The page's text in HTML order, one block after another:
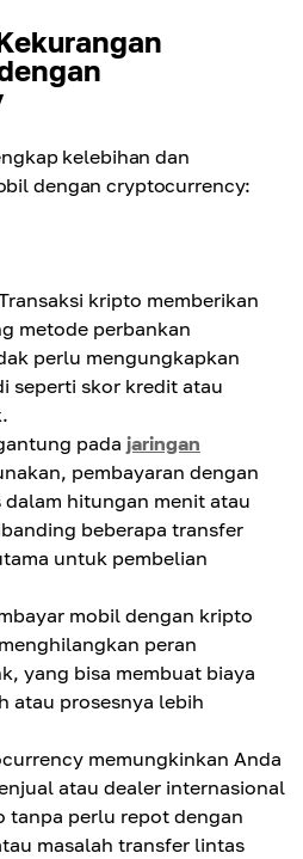
kelebihan dan
dengan cryptocurrency:
kripto memberikan
metode perbankan
perlu mengungkapkan
seperti skor kredit atau
pada jaringan
pembayaran dengan
hitungan menit atau
beberapa transfer
untuk pembelian
mobil dengan kripto
peran
yang bisa membuat biaya
atau prosesnya lebih
memungkinkan Anda
atau dealer internasional
tanpa perlu repot dengan
masalah transfer lintas